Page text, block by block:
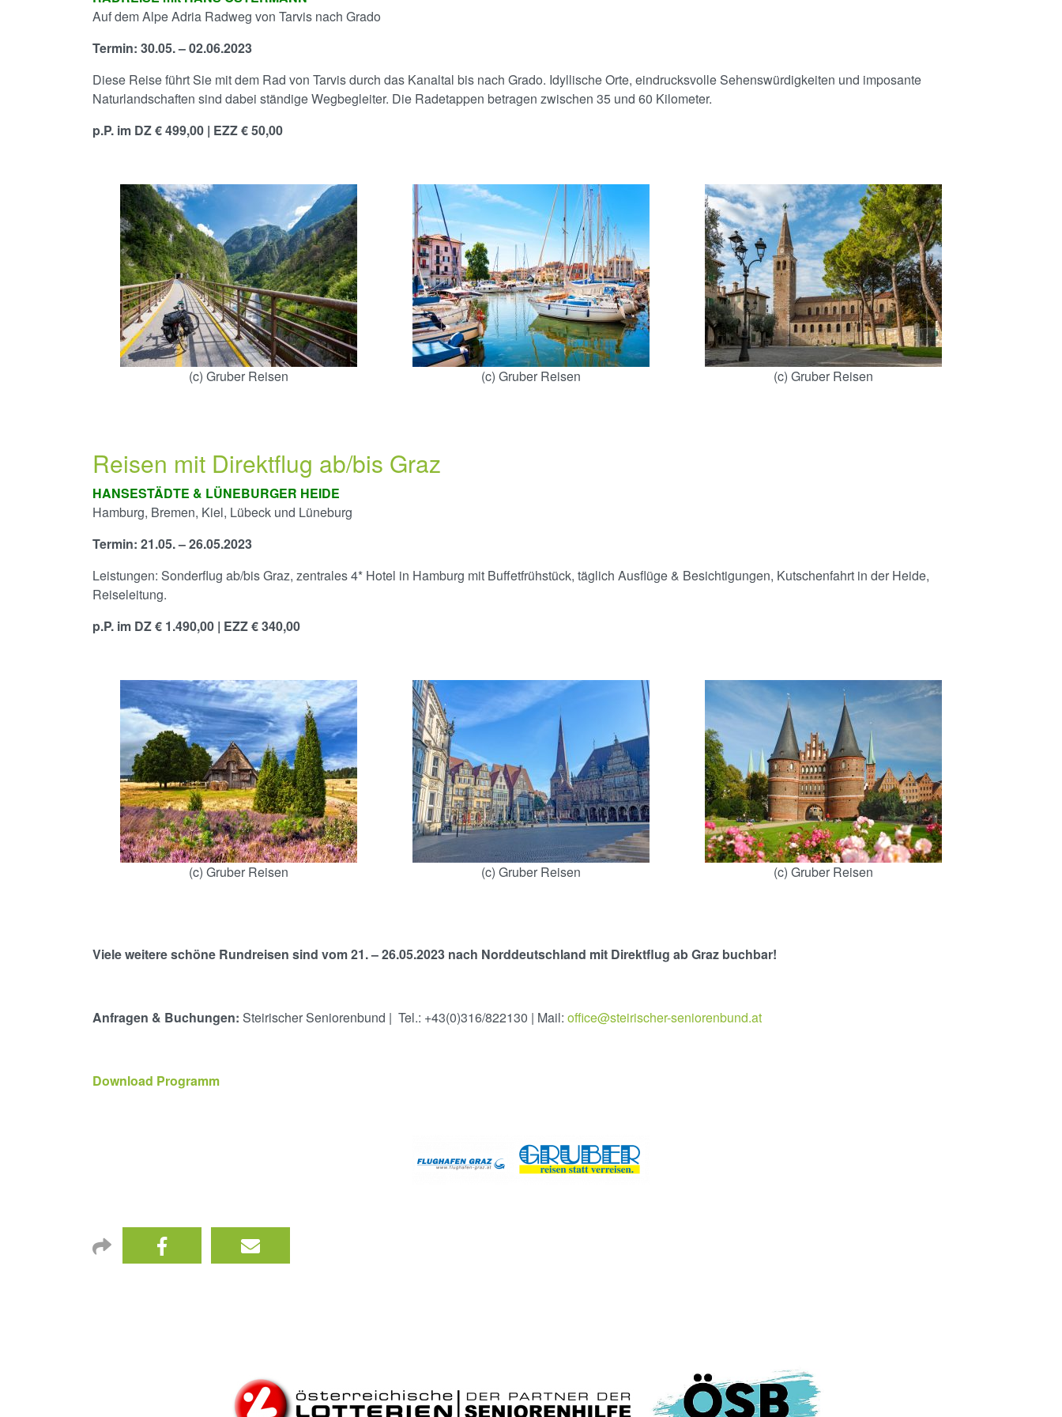
Auf dem Alpe Adria Radweg von Tarvis nach Grado
Termin: 30.05. – 02.06.2023
Diese Reise führt Sie mit dem Rad von Tarvis durch das Kanaltal bis nach Grado. Idyllische Orte, eindrucksvolle Sehenswürdigkeiten und imposante
Naturlandschaften sind dabei ständige Wegbegleiter. Die Radetappen betragen zwischen 35 und 60 Kilometer.
p.P. im DZ € 499,00 | EZZ € 50,00
(c) Gruber Reisen (c) Gruber Reisen (c) Gruber Reisen
Reisen mit Direktflug ab/bis Graz
HANSESTÄDTE & LÜNEBURGER HEIDE
Hamburg, Bremen, Kiel, Lübeck und Lüneburg
Termin: 21.05. – 26.05.2023
Leistungen: Sonderflug ab/bis Graz, zentrales 4* Hotel in Hamburg mit Buffetfrühstück, täglich Ausflüge & Besichtigungen, Kutschenfahrt in der Heide,
Reiseleitung.
p.P. im DZ € 1.490,00 | EZZ € 340,00
(c) Gruber Reisen (c) Gruber Reisen (c) Gruber Reisen
Viele weitere schöne Rundreisen sind vom 21. – 26.05.2023 nach Norddeutschland mit Direktflug ab Graz buchbar!
Anfragen & Buchungen: Steirischer Seniorenbund | Tel.: +43(0)316/822130 | Mail: office@steirischer-seniorenbund.at
Download Programm